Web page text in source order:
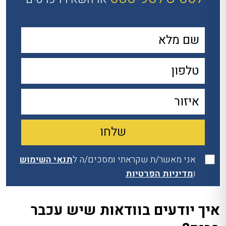
אני מאשר/ת שקראתי ומסכים/ה לתנאי השימוש
ומדיניות הפרטיות
איך יודעים בוודאות שיש עכבר